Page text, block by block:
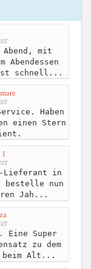
mit
Abendessen
schnell...
Haben
einen Stern
Lieferant in
bestelle nun
Jah...
Eine Super
zu dem
beim Alt...